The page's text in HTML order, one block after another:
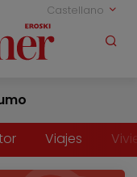
Castellano
Viajes